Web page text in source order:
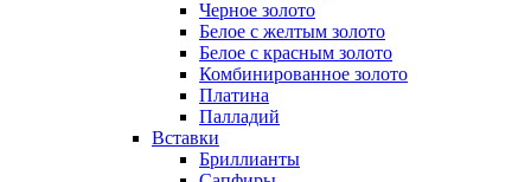
Черное золото
Белое с желтым золото
Белое с красным золото
Комбинированное золото
Платина
Палладий
Вставки
Бриллианты